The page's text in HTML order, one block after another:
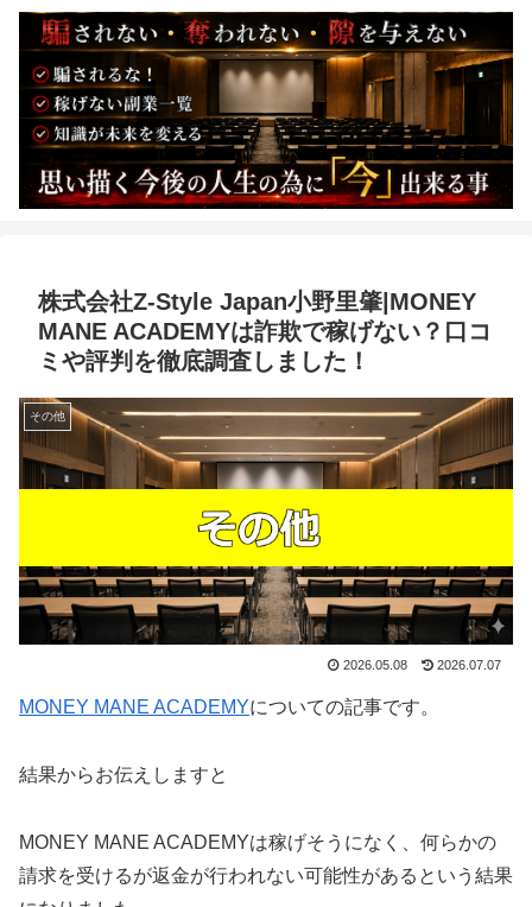
株式会社Z-Style Japan小野里肇|MONEY
MANE ACADEMYは詐欺で稼げない？口コ
ミや評判を徹底調査しました！
その他
2026.05.08 2026.07.07
MONEY MANE ACADEMYについての記事です。
結果からお伝えしますと
MONEY MANE ACADEMYは稼げそうになく、何らかの
請求を受けるが返金が行われない可能性がある という結果